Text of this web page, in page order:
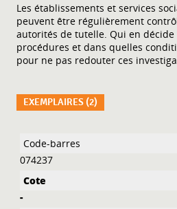
Les établissements et services
peuvent être régulièrement
autorités de tutelle. Qui en décide
procédures et dans quelles
pour ne pas redouter ces
EXEMPLAIRES (2)
Liste des exemplaires
074237
-